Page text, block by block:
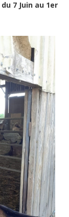
du 7 Juin au 1er